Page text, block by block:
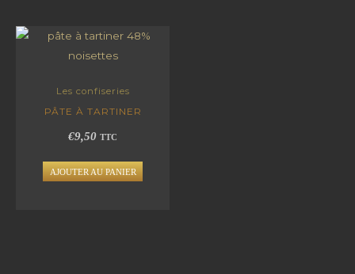
Les confiseries
PÂTE À TARTINER
€9,50 TTC
AJOUTER AU PANIER